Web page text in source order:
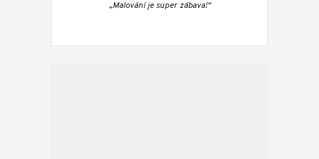
„Malování je super zábava!“